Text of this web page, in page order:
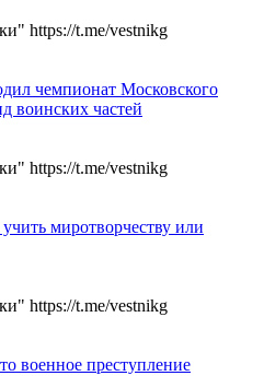
https://t.me/vestnikg
чемпионат Московского
воинских частей
https://t.me/vestnikg
миротворчеству или
https://t.me/vestnikg
военное преступление